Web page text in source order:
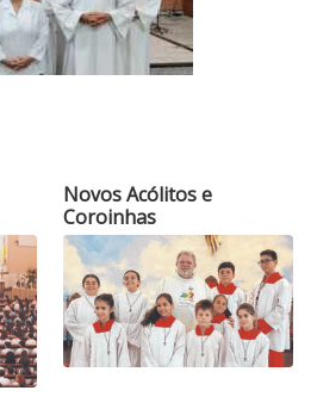
Novos Acólitos e
Coroinhas